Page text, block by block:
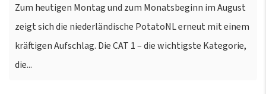
Zum heutigen Montag und zum Monatsbeginn im August
zeigt sich die niederländische PotatoNL erneut mit einem
kräftigen Aufschlag. Die CAT 1 – die wichtigste Kategorie,
die...